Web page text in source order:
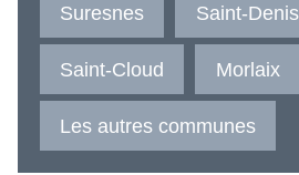
Suresnes Saint-Denis
Saint-Cloud Morlaix
Les autres communes